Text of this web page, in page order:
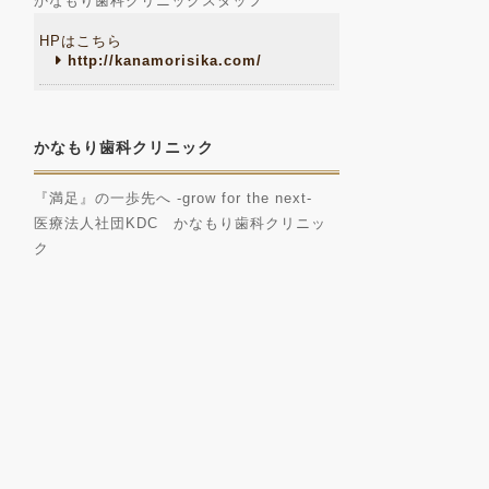
HPはこちら
http://kanamorisika.com/
かなもり歯科クリニック
『満足』の一歩先へ -grow for the next-
医療法人社団KDC かなもり歯科クリニッ
ク